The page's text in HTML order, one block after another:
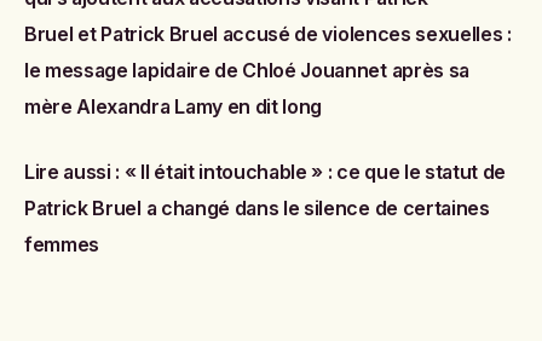
Bruel et Patrick Bruel accusé de violences sexuelles :
le message lapidaire de Chloé Jouannet après sa
mère Alexandra Lamy en dit long
Lire aussi : « Il était intouchable » : ce que le statut de
Patrick Bruel a changé dans le silence de certaines
femmes